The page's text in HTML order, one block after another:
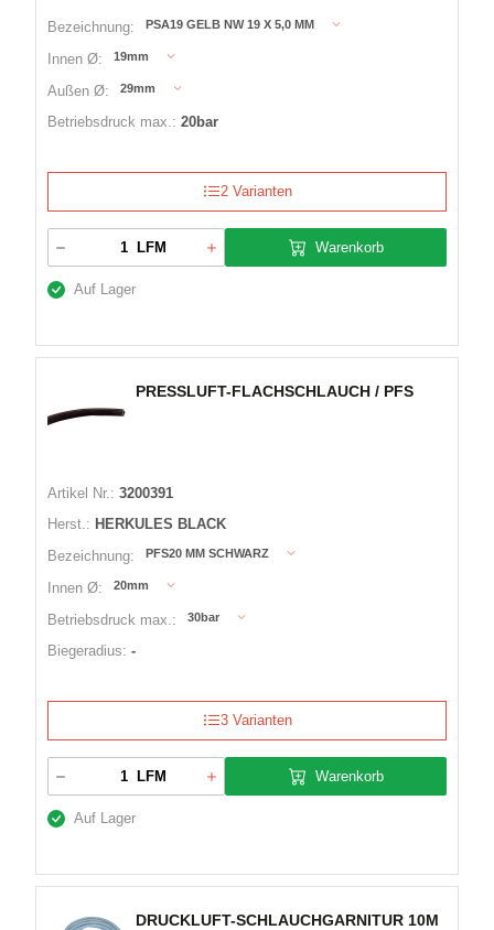
Bezeichnung:
PSA19 GELB NW 19 X 5,0 MM
Innen Ø: 19mm
Außen Ø: 29mm
Betriebsdruck max.: 20bar
2 Varianten
LFM Warenkorb
Auf Lager
PRESSLUFT-FLACHSCHLAUCH / PFS
Artikel Nr.: 3200391
Herst.: HERKULES BLACK
Bezeichnung:
PFS20 MM SCHWARZ
Innen Ø: 20mm
Betriebsdruck max.: 30bar
Biegeradius: -
3 Varianten
LFM Warenkorb
Auf Lager
DRUCKLUFT-SCHLAUCHGARNITUR 10M